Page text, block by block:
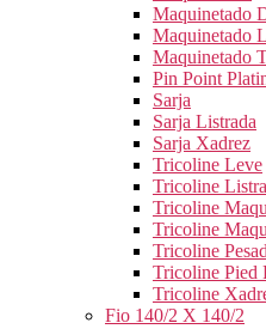
Maquinetado
Maquinetado
Maquinetado
Pin Point
Sarja
Sarja Listrada
Sarja Xadrez
Tricoline Leve
Tricoline
Tricoline
Tricoline
Tricoline
Tricoline Pied
Tricoline
Fio 140/2 X 140/2